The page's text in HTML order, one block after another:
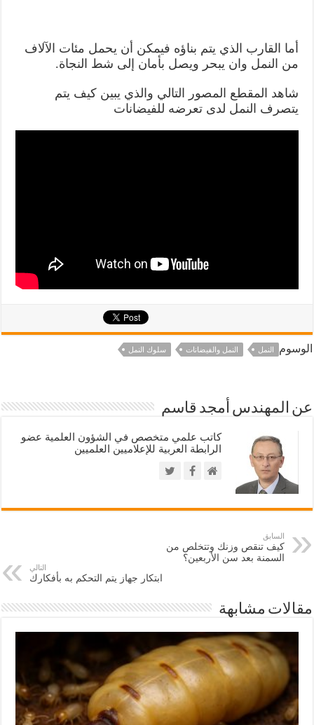
أما القارب الذي يتم بناؤه فيمكن أن يحمل مئات الآلاف
من النمل وان يبحر ويصل بأمان إلى شط النجاة.
شاهد المقطع المصور التالي والذي يبين كيف يتم
يتصرف النمل لدى تعرضه للفيضانات
الوسوم النمل النمل والفيضانات سلوك النمل
عن المهندس أمجد قاسم
كاتب علمي متخصص في الشؤون العلمية عضو
الرابطة العربية للإعلاميين العلميين
السابق
كيف تنقص وزنك وتتخلص من
السمنة بعد سن الأربعين؟
التالي
ابتكار جهاز يتم التحكم به بأفكارك
مقالات مشابهة